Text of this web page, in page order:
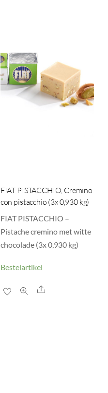
FIAT PISTACCHIO, Cremino
con pistacchio (3x 0,930 kg)
FIAT PISTACCHIO –
Pistache cremino met witte
chocolade (3x 0,930 kg)
Bestelartikel
Share